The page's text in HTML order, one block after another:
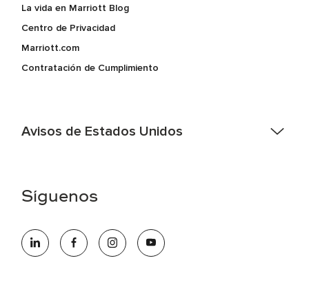
La vida en Marriott Blog
Centro de Privacidad
Marriott.com
Contratación de Cumplimiento
Avisos de Estados Unidos
electrónico hqaffirmativeaction@marriott.com
oportunidades que se compromete a contratar una fuerza
de trabajo diversa y a mantener una cultura inclusiva.
Síguenos